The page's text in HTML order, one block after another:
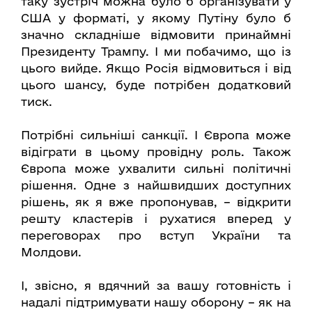
США у форматі, у якому Путіну було б
значно складніше відмовити принаймні
Президенту Трампу. І ми побачимо, що із
цього вийде. Якщо Росія відмовиться і від
цього шансу, буде потрібен додатковий
тиск.
Потрібні сильніші санкції. І Європа може
відіграти в цьому провідну роль. Також
Європа може ухвалити сильні політичні
рішення. Одне з найшвидших доступних
рішень, як я вже пропонував, – відкрити
решту кластерів і рухатися вперед у
переговорах про вступ України та
Молдови.
І, звісно, я вдячний за вашу готовність і
надалі підтримувати нашу оборону – як на